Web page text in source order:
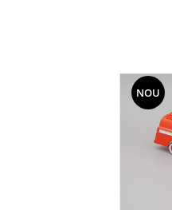
NOU